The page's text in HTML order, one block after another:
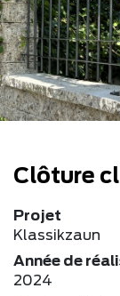
Clôture
Projet
Klassikzaun
Année de
2024